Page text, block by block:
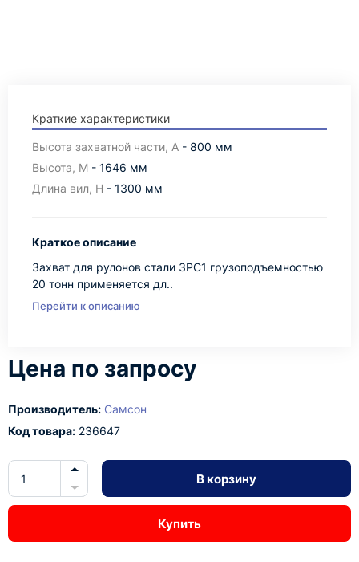
Краткие характеристики
Высота захватной части, А - 800 мм
Высота, М - 1646 мм
Длина вил, Н - 1300 мм
Краткое описание
Захват для рулонов стали ЗРС1 грузоподъемностью
20 тонн применяется дл..
Перейти к описанию
Цена по запросу
Производитель: Самсон
Код товара: 236647
В корзину
Купить